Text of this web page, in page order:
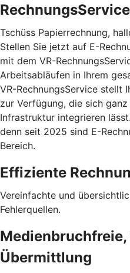
RechnungsService
Tschüss Papierrechnung,
Stellen Sie jetzt auf E-
mit dem VR-
Arbeitsabläufen in Ihrem
VR-RechnungsService stellt
zur Verfügung, die sich
Infrastruktur integrieren
denn seit 2025 sind E-
Bereich.
Effiziente
Vereinfachte und
Fehlerquellen.
Übermittlung